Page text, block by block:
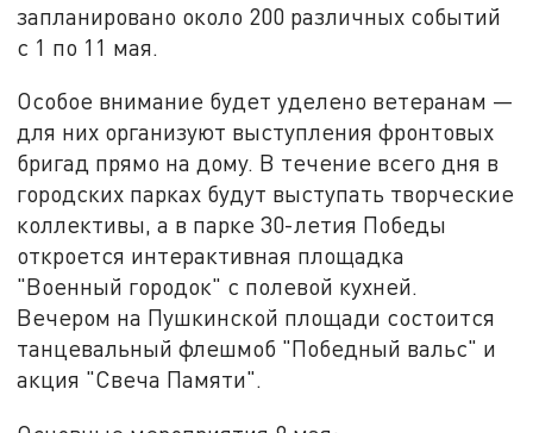
запланировано около 200 различных событий
с 1 по 11 мая.
Особое внимание будет уделено ветеранам —
для них организуют выступления фронтовых
бригад прямо на дому. В течение всего дня в
городских парках будут выступать творческие
коллективы, а в парке 30-летия Победы
откроется интерактивная площадка
"Военный городок" с полевой кухней.
Вечером на Пушкинской площади состоится
танцевальный флешмоб "Победный вальс" и
акция "Свеча Памяти".